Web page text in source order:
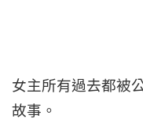
女主所有過去都被
故事。